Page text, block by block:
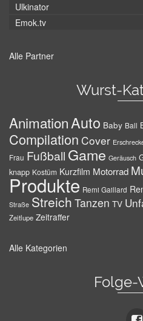
Ulkinator
Emok.tv
Alle Partner
Wurst-
AnimationAuto Baby Ball
Compilation Cover
Frau Fußball Game Geräusch
knapp Kostüm Kurzfilm Motorrad
Produkte Remi Gaillard
Straße Streich Tanzen TV
Zeitlupe Zeitraffer
Alle Kategorien
Folge-